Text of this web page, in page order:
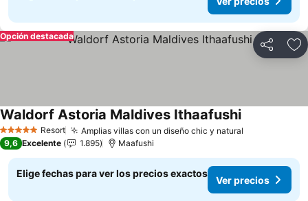
Compartir
Opción destacada
5 Estrellas Resort Amplias villas con un diseño chic y natural
Waldorf Astoria Maldives IthaafushiVer precios
9,6 Excelente 1.895 Maafushi
Elige fechas para ver los precios exactos
Ver precios